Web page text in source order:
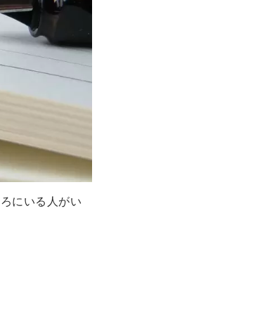
にいる人がい